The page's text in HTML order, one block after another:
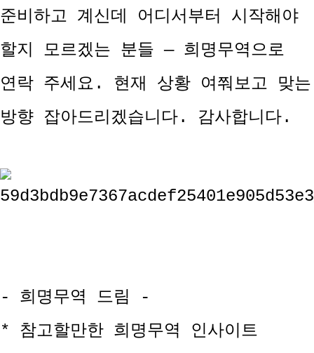
준비하고 계신데 어디서부터 시작해야
할지 모르겠는 분들 — 희명무역으로
연락 주세요. 현재 상황 여쭤보고 맞는
방향 잡아드리겠습니다. 감사합니다.
- 희명무역 드림 -
* 참고할만한 희명무역 인사이트